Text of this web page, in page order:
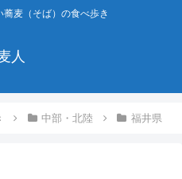
麦（そば）の食べ歩き
人
中部・北陸 福井県